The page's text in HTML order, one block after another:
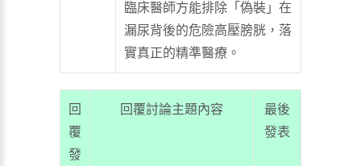
臨床醫師方能排除「偽裝」在
漏尿背後的危險高壓膀胱，落
實真正的精準醫療。
回
覆
發
回覆討論主題內容
最後
發表